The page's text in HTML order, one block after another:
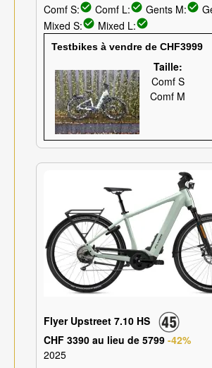
Comf S:check_circle Comf L:check_circle Gents M:check_circle
Mixed S:check_circle Mixed L:check_circle
Testbikes à vendre de CHF3999
Taille:
Comf S
Comf M
Flyer Upstreet 7.10 HS
CHF 3390 au lieu de 5799 -42%
2025